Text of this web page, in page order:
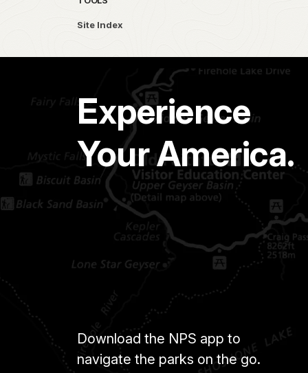
Site Index
Experience
Your America.
Download the NPS app to
navigate the parks on the go.